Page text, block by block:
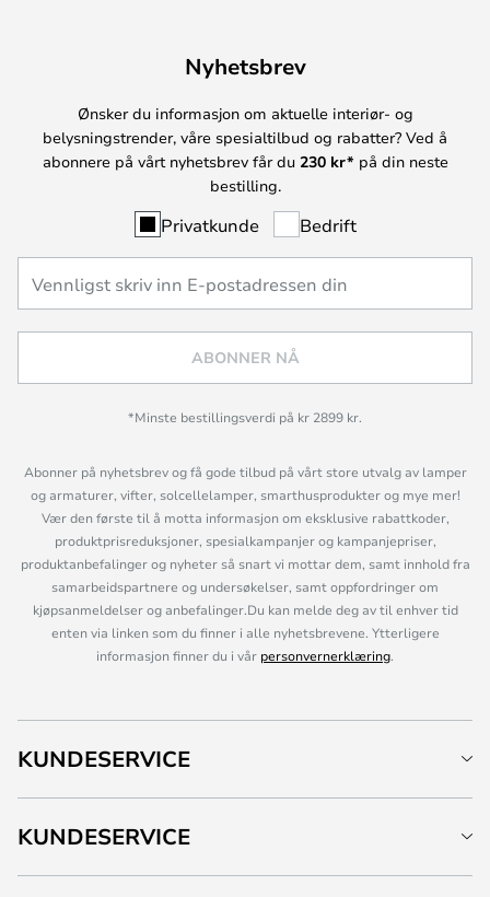
Nyhetsbrev
Ønsker du informasjon om aktuelle interiør- og
belysningstrender, våre spesialtilbud og rabatter? Ved å
abonnere på vårt nyhetsbrev får du 230 kr* på din neste
bestilling.
Privatkunde Bedrift
ABONNER NÅ
*Minste bestillingsverdi på kr 2899 kr.
Abonner på nyhetsbrev og få gode tilbud på vårt store utvalg av lamper
og armaturer, vifter, solcellelamper, smarthusprodukter og mye mer!
Vær den første til å motta informasjon om eksklusive rabattkoder,
produktprisreduksjoner, spesialkampanjer og kampanjepriser,
produktanbefalinger og nyheter så snart vi mottar dem, samt innhold fra
samarbeidspartnere og undersøkelser, samt oppfordringer om
kjøpsanmeldelser og anbefalinger.Du kan melde deg av til enhver tid
enten via linken som du finner i alle nyhetsbrevene. Ytterligere
informasjon finner du i vår personvernerklæring.
KUNDESERVICE
KUNDESERVICE